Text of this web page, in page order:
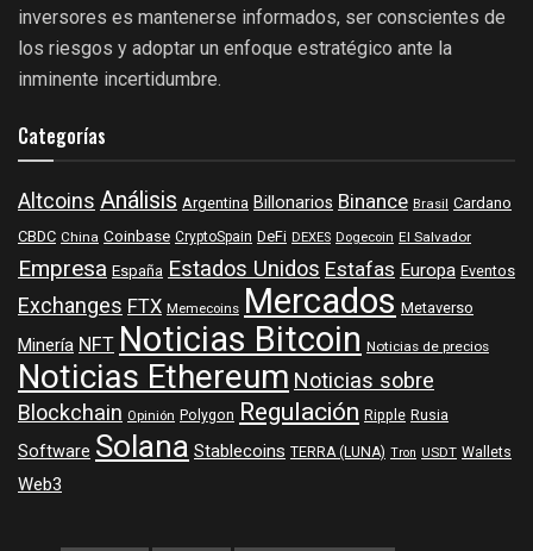
inversores es mantenerse informados, ser conscientes de
los riesgos y adoptar un enfoque estratégico ante la
inminente incertidumbre.
Categorías
AltcoinsAnálisis Argentina BillonariosBinance Brasil Cardano
CBDC China Coinbase CryptoSpain DeFi DEXES Dogecoin El Salvador
Empresa España Estados UnidosEstafasEuropa Eventos
ExchangesFTX Memecoins Mercados Metaverso
MineríaNFTNoticias Bitcoin Noticias de precios
Noticias EthereumNoticias sobre
Blockchain Opinión Polygon Regulación Ripple Rusia
SoftwareSolanaStablecoins TERRA (LUNA) Tron USDT Wallets
Web3